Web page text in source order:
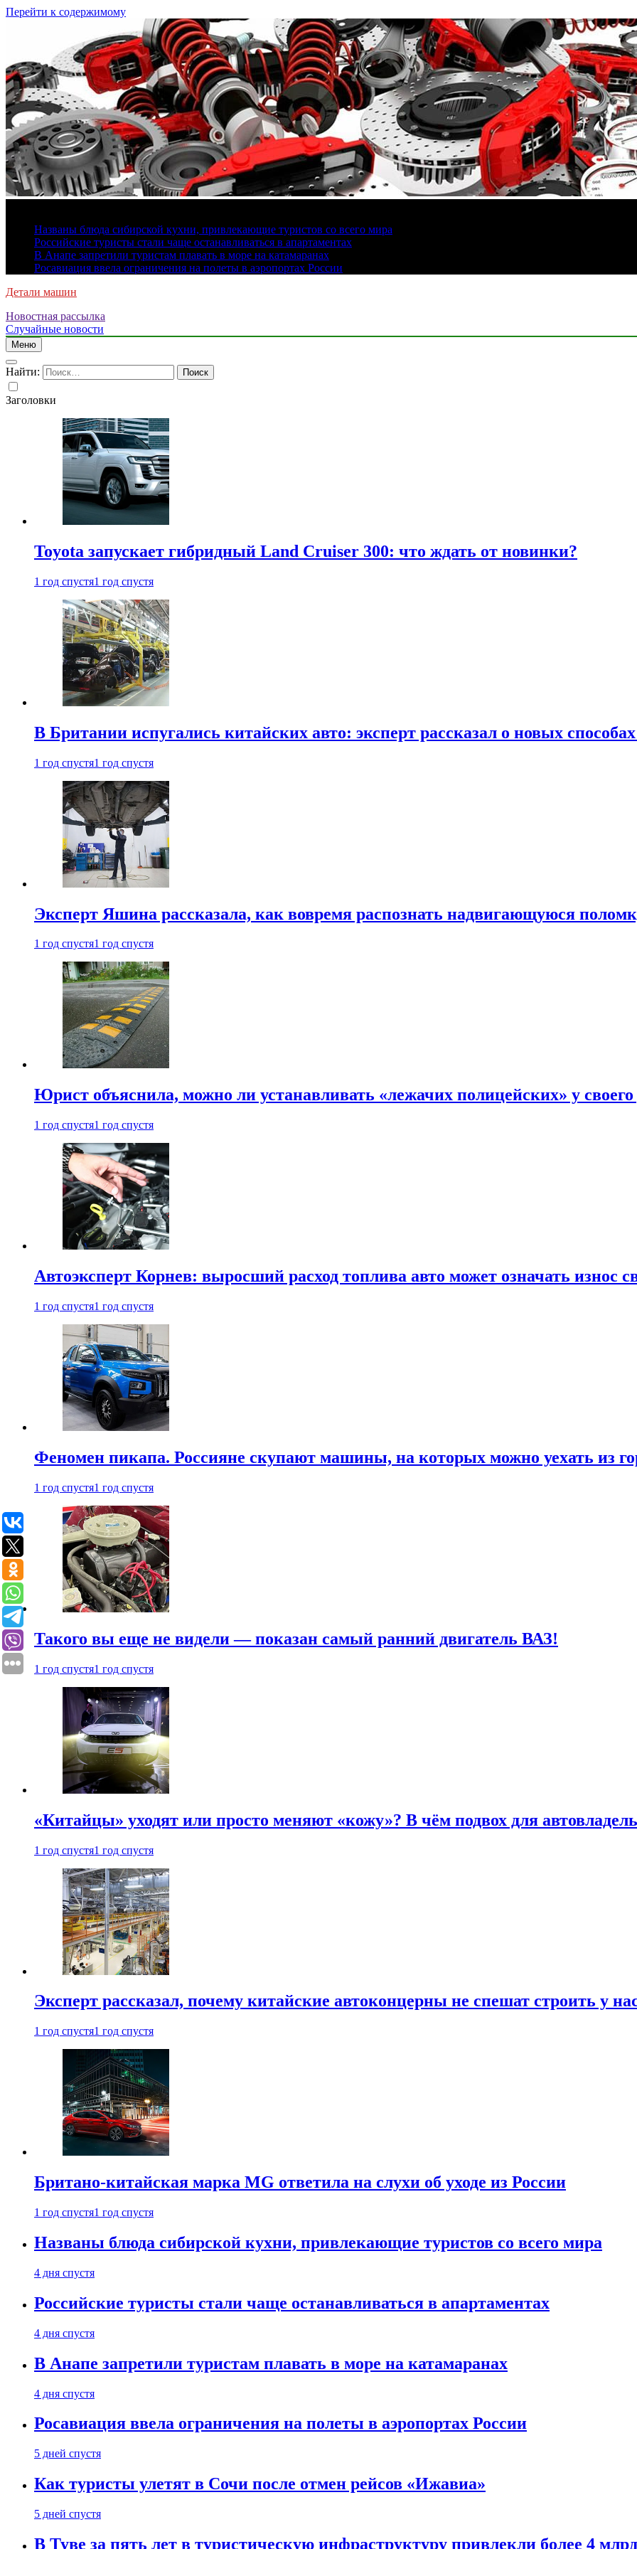
Перейти к содержимому
Названы блюда сибирской кухни, привлекающие туристов со всего мира
Российские туристы стали чаще останавливаться в апартаментах
В Анапе запретили туристам плавать в море на катамаранах
Росавиация ввела ограничения на полеты в аэропортах России
Детали машин
Новостная рассылка
Случайные новости
Меню
Найти:
Заголовки
Toyota запускает гибридный Land Cruiser 300: что ждать от новинки?
1 год спустя1 год спустя
В Британии испугались китайских авто: эксперт рассказал о новых
1 год спустя1 год спустя
Эксперт Яшина рассказала, как вовремя распознать надвигающуюся
1 год спустя1 год спустя
Юрист объяснила, можно ли устанавливать «лежачих полицейских» у
1 год спустя1 год спустя
Автоэксперт Корнев: выросший расход топлива авто может означать износ
1 год спустя1 год спустя
Феномен пикапа. Россияне скупают машины, на которых можно уехать из
1 год спустя1 год спустя
Такого вы еще не видели — показан самый ранний двигатель ВАЗ!
1 год спустя1 год спустя
«Китайцы» уходят или просто меняют «кожу»? В чём подвох для
1 год спустя1 год спустя
Эксперт рассказал, почему китайские автоконцерны не спешат строить у
1 год спустя1 год спустя
Британо-китайская марка MG ответила на слухи об уходе из России
1 год спустя1 год спустя
Названы блюда сибирской кухни, привлекающие туристов со всего мира
4 дня спустя
Российские туристы стали чаще останавливаться в апартаментах
4 дня спустя
В Анапе запретили туристам плавать в море на катамаранах
4 дня спустя
Росавиация ввела ограничения на полеты в аэропортах России
5 дней спустя
Как туристы улетят в Сочи после отмен рейсов «Ижавиа»
5 дней спустя
В Туве за пять лет в туристическую инфраструктуру привлекли более 4